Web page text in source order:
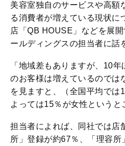
美容室独自のサービスや高額
る消費者が増えている現状に
店「QB HOUSE」などを展
ールディングスの担当者に話
「地域差もありますが、10
のお客様は増えているのでは
を見ますと、（全国平均では
よっては15％が女性というと
担当者によれば、同社では店
所」登録が約67％、「理容所